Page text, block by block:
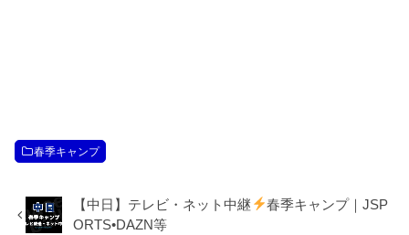
春季キャンプ
【中日】テレビ・ネット中継
春季キャンプ｜JSP
ORTS•DAZN等